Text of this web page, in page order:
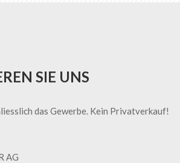
SIE UNS
das Gewerbe. Kein Privatverkauf!
AG